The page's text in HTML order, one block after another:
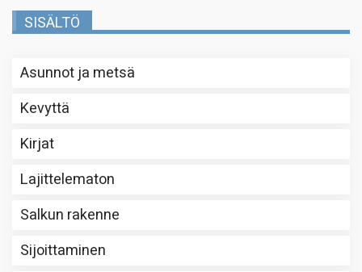
SISÄLTÖ
Asunnot ja metsä
Kevyttä
Kirjat
Lajittelematon
Salkun rakenne
Sijoittaminen